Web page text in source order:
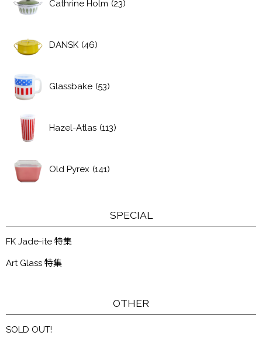
Cathrine Holm (23)
DANSK (46)
Glassbake (53)
Hazel-Atlas (113)
Old Pyrex (141)
SPECIAL
FK Jade-ite 特集
Art Glass 特集
OTHER
SOLD OUT!